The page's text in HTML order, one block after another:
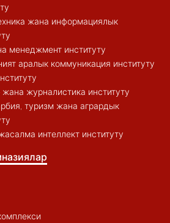
жана информациялык
менеджмент институту
аралык коммуникация институту
жана журналистика институту
туризм жана агрардык
интеллект институту